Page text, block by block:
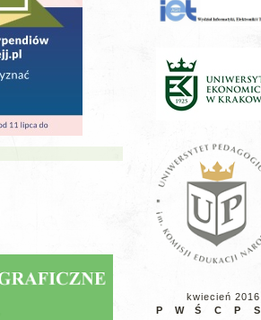
kwiecień 2016
P
W Ś C P S